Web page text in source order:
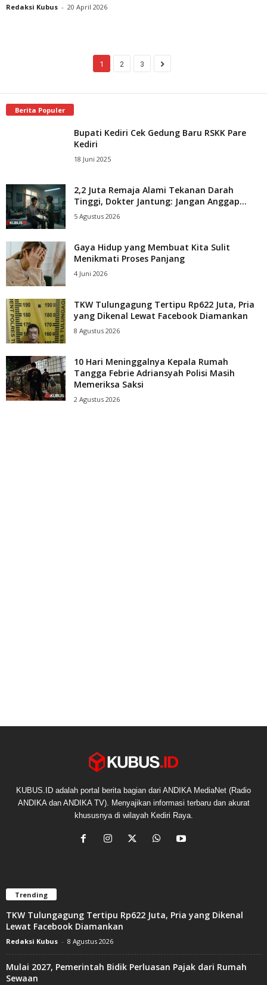
Redaksi Kubus - 20 April 2026
1 2 3
Berita Populer
Bupati Kediri Cek Gedung Baru RSKK Pare
Kediri
18 Juni 2025
2,2 Juta Remaja Alami Tekanan Darah
Tinggi, Dokter Jantung: Jangan Anggap...
5 Agustus 2026
Gaya Hidup yang Membuat Kita Sulit
Menikmati Proses Panjang
4 Juni 2026
TKW Tulungagung Tertipu Rp622 Juta, Pria
yang Dikenal Lewat Facebook Diamankan
8 Agustus 2026
10 Hari Meninggalnya Kepala Rumah
Tangga Febrie Adriansyah Polisi Masih
Memeriksa Saksi
2 Agustus 2026
KUBUS.ID adalah portal berita bagian dari ANDIKA MediaNet (Radio
ANDIKA dan ANDIKA TV). Menyajikan informasi terbaru dan akurat
khususnya di wilayah Kediri Raya.
Trending
TKW Tulungagung Tertipu Rp622 Juta, Pria yang Dikenal
Lewat Facebook Diamankan
Redaksi Kubus - 8 Agustus 2026
Mulai 2027, Pemerintah Bidik Perluasan Pajak dari Rumah
Sewaan